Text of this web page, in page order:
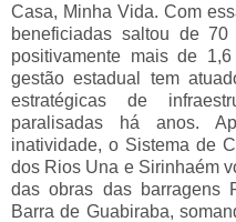
Casa, Minha Vida. Com
beneficiadas saltou de
positivamente mais de
gestão estadual tem
estratégicas de
paralisadas há anos.
inatividade, o Sistema de
dos Rios Una e Sirinhaém
das obras das barragens
Barra de Guabiraba,